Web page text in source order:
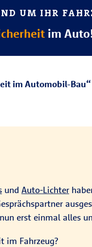
UM IHR
im
im Automobil-
und Auto-Lichter
erst einmal alles
im Fahrzeug?